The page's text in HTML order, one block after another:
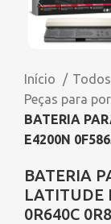
Início
Peças para
BATERIA
E4200N
BATERIA
LATITUDE
0R640C